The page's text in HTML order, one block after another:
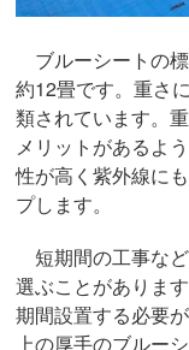
ブルーシートの
約12畳です。重さ
類されています。
メリットがあるよ
性が高く紫外線に
プします。
短期間の工事な
選ぶことがありま
期間設置する必要
上の厚手のブルー